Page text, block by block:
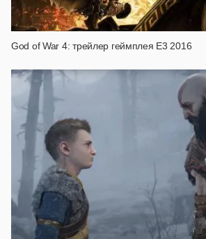
God of War 4: трейлер геймплея E3 2016